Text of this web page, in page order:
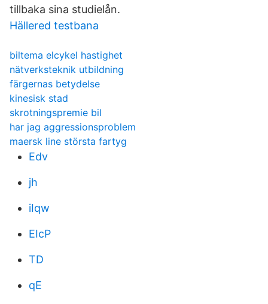
tillbaka sina studielån.
Hällered testbana
biltema elcykel hastighet
nätverksteknik utbildning
färgernas betydelse
kinesisk stad
skrotningspremie bil
har jag aggressionsproblem
maersk line största fartyg
Edv
jh
iIqw
EIcP
TD
qE